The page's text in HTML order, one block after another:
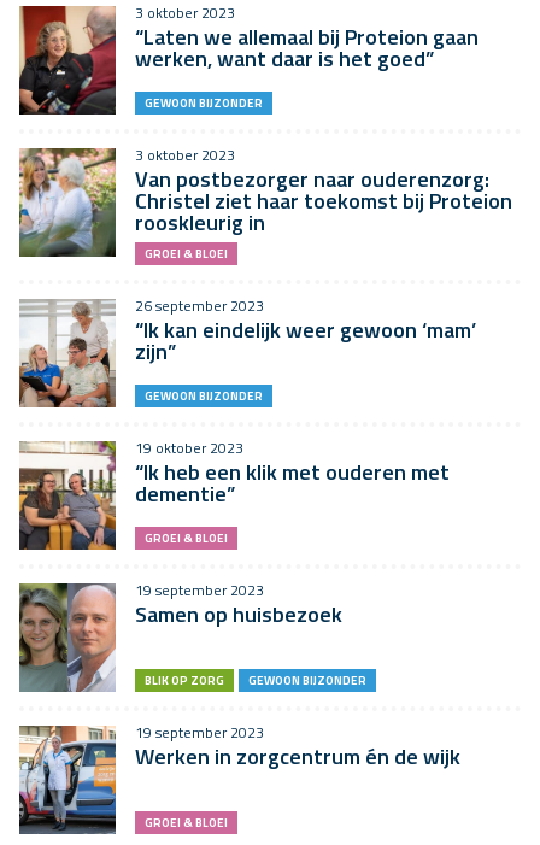
3 oktober 2023
“Laten we allemaal bij Proteion gaan
werken, want daar is het goed”
GEWOON BIJZONDER
3 oktober 2023
Van postbezorger naar ouderenzorg:
Christel ziet haar toekomst bij Proteion
rooskleurig in
GROEI & BLOEI
26 september 2023
“Ik kan eindelijk weer gewoon ‘mam’
zijn”
GEWOON BIJZONDER
19 oktober 2023
“Ik heb een klik met ouderen met
dementie”
GROEI & BLOEI
19 september 2023
Samen op huisbezoek
BLIK OP ZORG GEWOON BIJZONDER
19 september 2023
Werken in zorgcentrum én de wijk
GROEI & BLOEI